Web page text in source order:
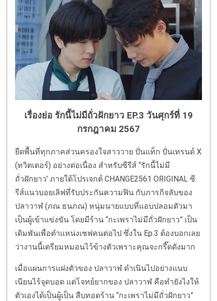
เรื่องย่อ รักนี้ไม่มีถั่วฝักยาว EP.3 วันศุกร์ที่ 19
กรกฎาคม 2567
ยืดพื้นที่ทุกภาคส่วนครองใจสาววาย ปั่นแท็ก ปั่นเทรนด์ X
(ทวิตเตอร์) อย่างต่อเนื่อง สำหรับซีรีส์ ‘‘รักนี้ไม่มี
ถั่วฝักยาว’ ภายใต้โปรเจกต์ CHANGE2561 ORIGINAL ซี
รีส์แนวบอยเลิฟที่รับประกันความฟิน กับภารกิจลับของ
ปลาวาฬ (ภณ ธนภณ) หนุ่มนายแบบที่แอบปลอมตัวมา
เป็นผู้เข้าแข่งขัน โดยมีร้าน “กะเพราไม่มีถั่วฝักยาว” เป็น
เดิมพันเพื่อตำแหน่งเชฟคนต่อไป ซึ่งใน Ep.3 ต้องบอกเลย
ว่างานนี้เตรียมหมอนไว้ข้างตัวเพราะคุณจะกรี๊ดดังมาก
เมื่อแผนการแฝงตัวของ ปลาวาฬ ดำเนินไปอย่างแนบ
เนียนไร้จุดบอด แต่โจทย์ยากของ ปลาวาฬ คือทำยังไงให้
ตัวเองได้เป็นผู้เป็น สืบทอดร้าน “กะเพราไม่มีถั่วฝักยาว”